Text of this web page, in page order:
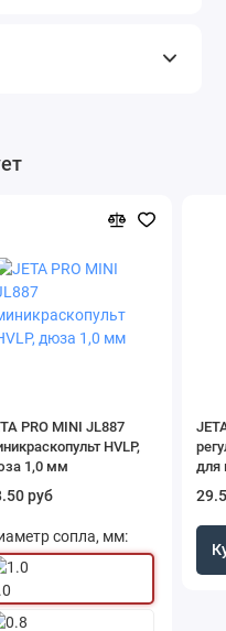
PRO MINI JL887
HVLP,
1,0 мм
руб
сопла, мм:
для